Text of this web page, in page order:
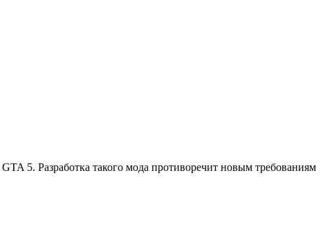
GTA 5. Разработка такого мода противоречит новым требованиям